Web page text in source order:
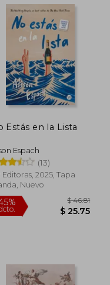
45%
Estás en la Lista
Espach
(13)
Editoras, 2025, Tapa
Nuevo